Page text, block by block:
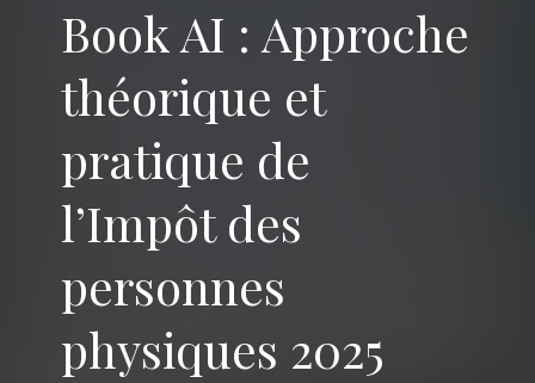
Book AI : Approche
théorique et
pratique de
l’Impôt des
personnes
physiques 2025